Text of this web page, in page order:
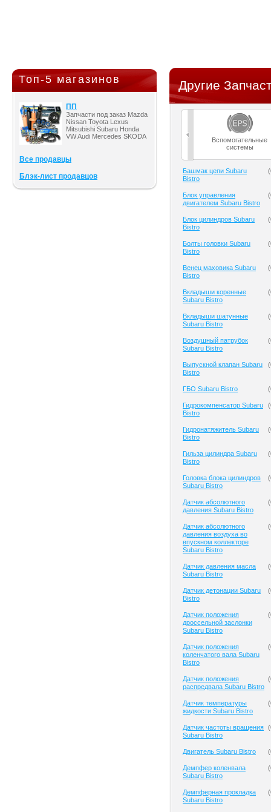
Топ-5 магазинов
ПП
Запчасти под заказ Mazda
Nissan Toyota Lexus
Mitsubishi Subaru Honda
VW Audi Mercedes SKODA
Все продавцы
Блэк-лист продавцов
Другие
Вспомогательные
системы
Башмак цепи Subaru
Bistro
(
Блок управления
двигателем Subaru Bistro
(
Блок цилиндров Subaru
Bistro
(
Болты головки Subaru
Bistro
(
Венец маховика Subaru
Bistro
(
Вкладыши коренные
Subaru Bistro
(
Вкладыши шатунные
Subaru Bistro
(
Воздушный патрубок
Subaru Bistro
(
Выпускной клапан Subaru
Bistro
(
ГБО Subaru Bistro (
Гидрокомпенсатор Subaru
Bistro
(
Гидронатяжитель Subaru
Bistro
(
Гильза цилиндра Subaru
Bistro
(
Головка блока цилиндров
Subaru Bistro
(
Датчик абсолютного
давления Subaru Bistro
(
Датчик абсолютного
давления воздуха во
впускном коллекторе
Subaru Bistro
(
Датчик давления масла
Subaru Bistro
(
Датчик детонации Subaru
Bistro
(
Датчик положения
дроссельной заслонки
Subaru Bistro
(
Датчик положения
коленчатого вала Subaru
Bistro
(
Датчик положения
распредвала Subaru Bistro
(
Датчик температуры
жидкости Subaru Bistro
(
Датчик частоты вращения
Subaru Bistro
(
Двигатель Subaru Bistro (
Демпфер коленвала
Subaru Bistro
(
Демпферная прокладка
Subaru Bistro
(